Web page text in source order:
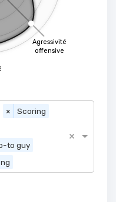
Agressivité
offensive
×
Scoring
to guy
×